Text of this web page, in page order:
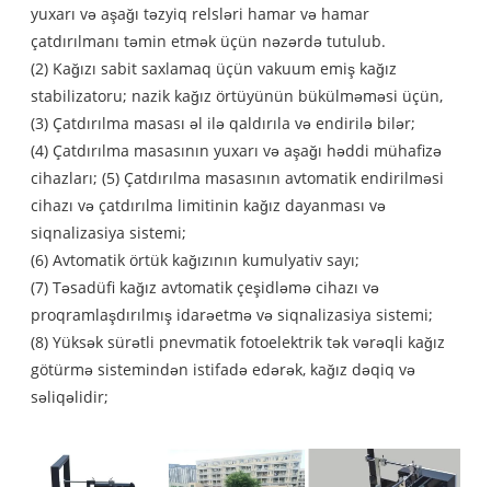
yuxarı və aşağı təzyiq relsləri hamar və hamar
çatdırılmanı təmin etmək üçün nəzərdə tutulub.
(2) Kağızı sabit saxlamaq üçün vakuum emiş kağız
stabilizatoru; nazik kağız örtüyünün bükülməməsi üçün,
(3) Çatdırılma masası əl ilə qaldırıla və endirilə bilər;
(4) Çatdırılma masasının yuxarı və aşağı həddi mühafizə
cihazları; (5) Çatdırılma masasının avtomatik endirilməsi
cihazı və çatdırılma limitinin kağız dayanması və
siqnalizasiya sistemi;
(6) Avtomatik örtük kağızının kumulyativ sayı;
(7) Təsadüfi kağız avtomatik çeşidləmə cihazı və
proqramlaşdırılmış idarəetmə və siqnalizasiya sistemi;
(8) Yüksək sürətli pnevmatik fotoelektrik tək vərəqli kağız
götürmə sistemindən istifadə edərək, kağız dəqiq və
səliqəlidir;